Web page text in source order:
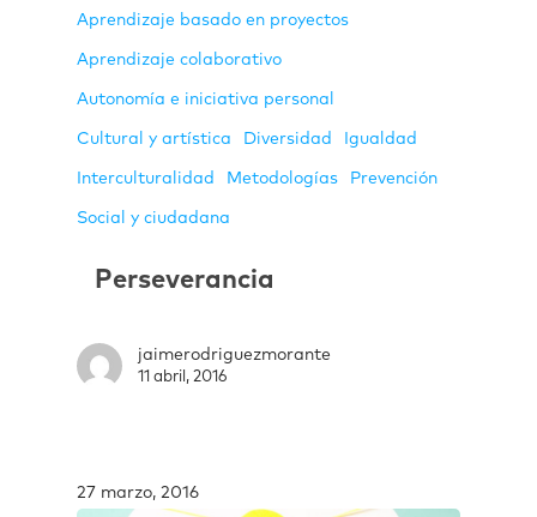
Aprendizaje basado en proyectos
Aprendizaje colaborativo
Autonomía e iniciativa personal
Cultural y artística Diversidad Igualdad
Interculturalidad Metodologías Prevención
Social y ciudadana
Perseverancia
jaimerodriguezmorante
11 abril, 2016
27 marzo, 2016